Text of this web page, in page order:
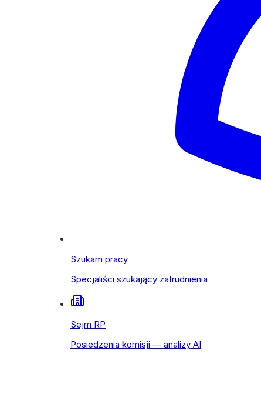
Szukam pracy
Specjaliści szukający zatrudnienia
Sejm RP
Posiedzenia komisji — analizy AI